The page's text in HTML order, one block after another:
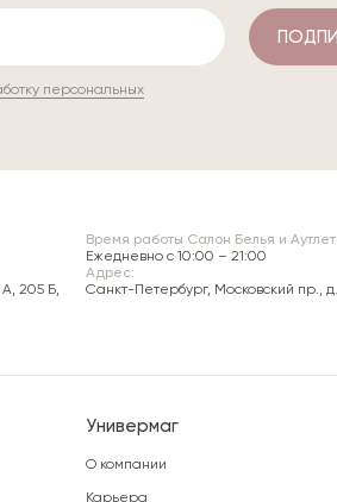
персональных
205 Б,
Время работы Салон Белья и
Ежедневно c 10:00 – 21:00
Адрес:
Санкт-Петербург, Московский пр.,
Универмаг
О компании
Карьера